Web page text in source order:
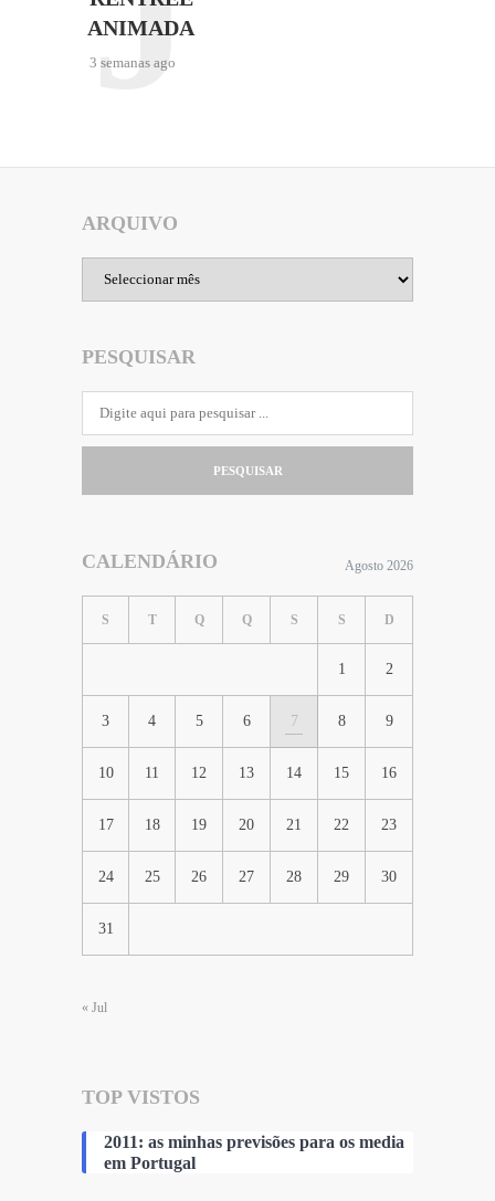
ANIMADA
3 semanas ago
ARQUIVO
PESQUISAR
PESQUISAR
CALENDÁRIO Agosto 2026
S T Q Q S S D
1 2
3 4 5 6 7 8 9
10 11 12 13 14 15 16
17 18 19 20 21 22 23
24 25 26 27 28 29 30
31
« Jul
TOP VISTOS
2011: as minhas previsões para os media
em Portugal